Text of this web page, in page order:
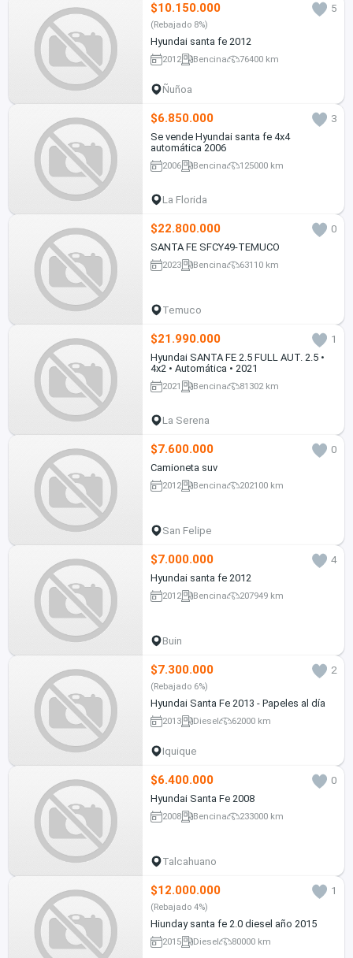
$10.150.000 5
(Rebajado 8%)
Hyundai santa fe 2012
2012 Bencina 76400 km
Ñuñoa
$6.850.000
3
Se vende Hyundai santa fe 4x4
automática 2006
2006 Bencina 125000 km
La Florida
$22.800.000
0
SANTA FE SFCY49-TEMUCO
2023 Bencina 63110 km
Temuco
$21.990.000
1
Hyundai SANTA FE 2.5 FULL AUT. 2.5 •
4x2 • Automática • 2021
2021 Bencina 81302 km
La Serena
$7.600.000
0
Camioneta suv
2012 Bencina 202100 km
San Felipe
$7.000.000
4
Hyundai santa fe 2012
2012 Bencina 207949 km
Buin
$7.300.000 2
(Rebajado 6%)
Hyundai Santa Fe 2013 - Papeles al día
2013 Diesel 62000 km
Iquique
$6.400.000
0
Hyundai Santa Fe 2008
2008 Bencina 233000 km
Talcahuano
$12.000.000 1
(Rebajado 4%)
Hiunday santa fe 2.0 diesel año 2015
2015 Diesel 80000 km